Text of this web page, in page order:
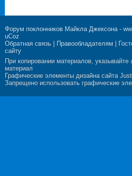
Форум поклонников Майкла Джексона-
uCoz
Обратная связь
Правообладателям
сайту
При копировании материалов,
материал
Графические элементы дизайна сайта
Запрещено использовать графические